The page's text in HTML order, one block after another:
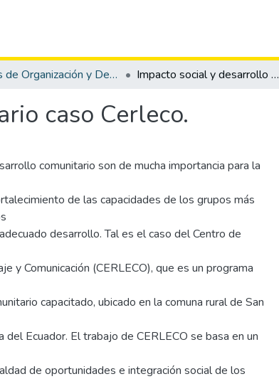
Tesis de Organización y Desarrollo Comunitario Impacto social y desarrollo comunitario caso Cerleco.
caso Cerleco.
comunitario son de mucha importancia para la
de las capacidades de los grupos más
desarrollo. Tal es el caso del Centro de
y Comunicación (CERLECO), que es un programa
capacitado, ubicado en la comuna rural de San
del Ecuador. El trabajo de CERLECO se basa en un
de oportunidades e integración social de los